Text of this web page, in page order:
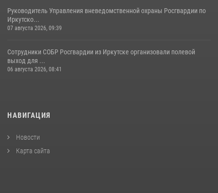
Руководитель Управления вневедомственной охраны Росгвардии по
Иркутско...
07 августа 2026, 09:39
Сотрудники СОБР Росгвардии из Иркутске организовали полевой
выход для ...
06 августа 2026, 08:41
НАВИГАЦИЯ
Новости
Карта сайта